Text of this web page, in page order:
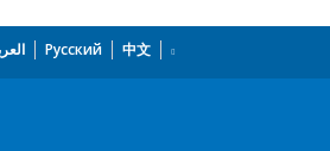
Русский 中文